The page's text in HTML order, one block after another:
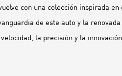
con una colección inspirada
de este auto y la
la precisión y la